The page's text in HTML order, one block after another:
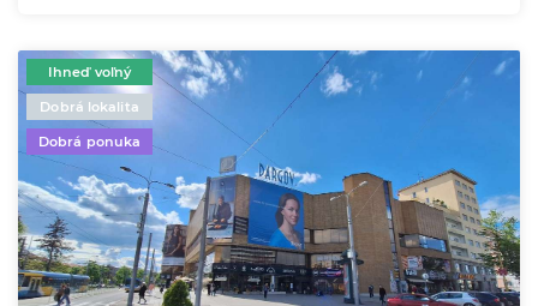
Ihneď voľný
Dobrá lokalita
Dobrá ponuka